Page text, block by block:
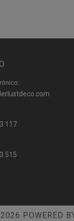
117
515
POWERED